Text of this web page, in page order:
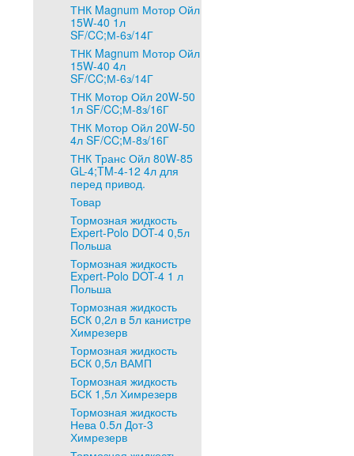
ТНК Magnum Мотор Ойл
15W-40 1л
SF/CC;М-6з/14Г
ТНК Magnum Мотор Ойл
15W-40 4л
SF/CC;М-6з/14Г
ТНК Мотор Ойл 20W-50
1л SF/CC;М-8з/16Г
ТНК Мотор Ойл 20W-50
4л SF/CC;М-8з/16Г
ТНК Транс Ойл 80W-85
GL-4;TM-4-12 4л для
перед привод.
Товар
Тормозная жидкость
Expert-Polo DOT-4 0,5л
Польша
Тормозная жидкость
Expert-Polo DOT-4 1 л
Польша
Тормозная жидкость
БСК 0,2л в 5л канистре
Химрезерв
Тормозная жидкость
БСК 0,5л ВАМП
Тормозная жидкость
БСК 1,5л Химрезерв
Тормозная жидкость
Нева 0.5л Дот-3
Химрезерв